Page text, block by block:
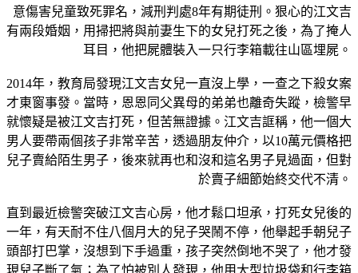
意傷害兒童致死罪名，減刑判處8年有期徒刑。狠心的江文吉
有兩段婚姻，用掃把將與前妻生下的女兒打死之後，為了掩人
耳目，他把屍體裝入一只行李箱載往山區埋屍。
2014年，教育局發現江文吉女兒一直沒上學，一查之下殺女案
才東窗事發。當時，恩恩同父異母的弟弟也離奇失蹤，檢警早
就懷疑是被江文吉打死，但苦無證據。江文吉誆稱，他一個大
男人要帶兩個孩子非常辛苦，透過朋友仲介，以10萬元價格把
兒子賣給陌生男子，後來就再也和沒和這名男子見過面，但對
於賣子細節始終交代不清。
直到最近檢警突破江文吉心房，他才鬆口坦承，打死女兒後的
一年，有天耐不住八個月大的兒子哭鬧不停，他舉起手朝兒子
頭部打巴掌，沒想到下手過重，孩子突然倒地不哭了，他才發
現兒子斷了氣；為了怕被別人發現，他用大型垃圾袋和行李箱